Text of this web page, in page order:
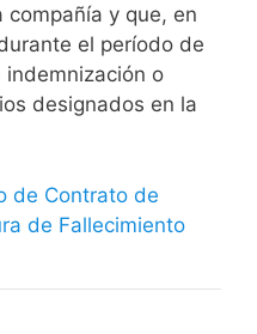
y que, en
el período de
o
designados en la
de Contrato de
de Fallecimiento